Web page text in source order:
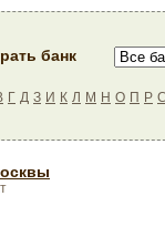
банк
Г Д З И К Л М Н О П Р